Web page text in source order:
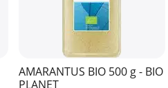
AMARANTUS BIO 500 g - BIO
PLANET